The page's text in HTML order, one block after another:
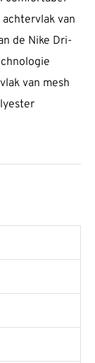
van
de Nike Dri-
van mesh